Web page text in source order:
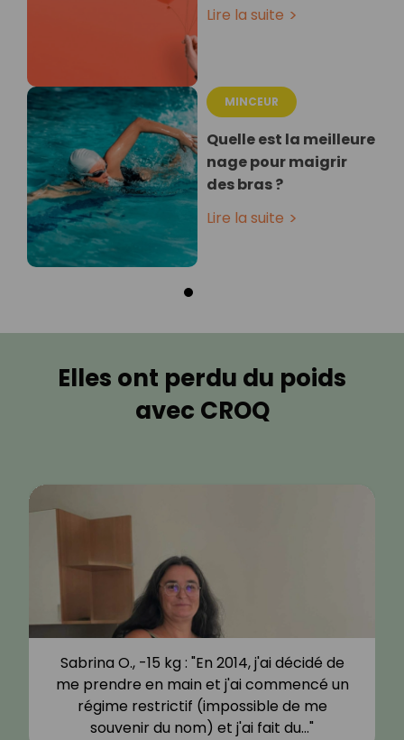
Lire la suite
MINCEUR
Quelle est la meilleure
nage pour maigrir
des bras ?
Lire la suite
Elles ont perdu du poids
avec CROQ
Sabrina O., -15 kg : "En 2014, j'ai décidé de
me prendre en main et j'ai commencé un
régime restrictif (impossible de me
souvenir du nom) et j'ai fait du…"